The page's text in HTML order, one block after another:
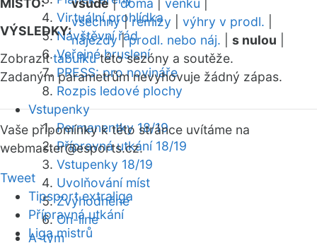
Virtuální prohlídka
Návštěvní řád
Veřejné bruslení
PRESS: pro novináře
Rozpis ledové plochy
Vstupenky
Permanentky 18/19
Přípravná utkání 18/19
Vstupenky 18/19
Uvolňování míst
Zvýhodněné
On-line
A-tým
MÍSTO:
všude|doma venku
VÝSLEDKY:
všechny|remízy výhry v prodl.
nájezdy|prodl. nebo náj. s nulou
Zobrazittabulkutéto sezóny a soutěže.
Zadaným parametrům nevyhovuje žádný zápas.
Vaše připomínky k této stránce uvítáme na
webmaster@esports.cz.
Tweet
Tipsport extraliga
Přípravná utkání
Liga mistrů